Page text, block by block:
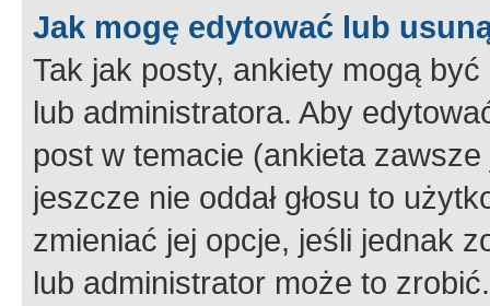
Jak mogę edytować lub
Tak jak posty, ankiety mogą
lub administratora. Aby
post w temacie (ankieta
jeszcze nie oddał głosu to
zmieniać jej opcje, jeśli jednak
lub administrator może to